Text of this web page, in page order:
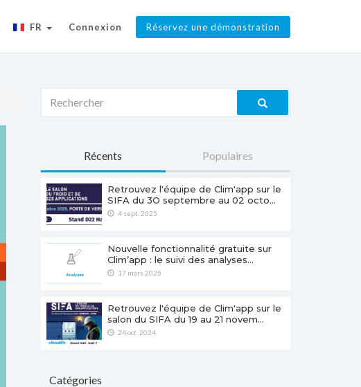
FR Connexion Réservez une démonstration
Récents Populaires
Retrouvez l'équipe de Clim'app sur le
SIFA du 3O septembre au 02 octo…
4 sept. 2025
Nouvelle fonctionnalité gratuite sur
Clim’app : le suivi des analyses…
17 mars 2025
Retrouvez l'équipe de Clim'app sur le
salon du SIFA du 19 au 21 novem…
24 oct. 2024
Catégories